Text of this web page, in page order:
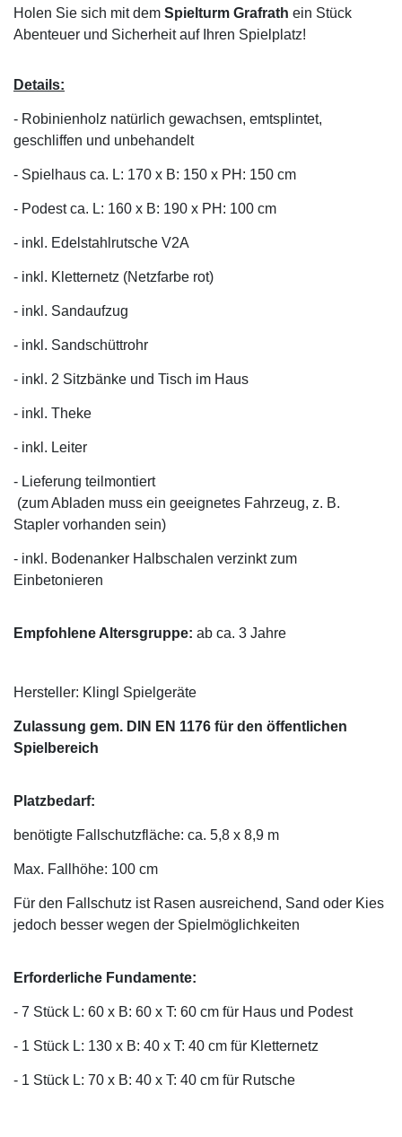
Holen Sie sich mit dem Spielturm Grafrath ein Stück
Abenteuer und Sicherheit auf Ihren Spielplatz!
Details:
- Robinienholz natürlich gewachsen, emtsplintet,
geschliffen und unbehandelt
- Spielhaus ca. L: 170 x B: 150 x PH: 150 cm
- Podest ca. L: 160 x B: 190 x PH: 100 cm
- inkl. Edelstahlrutsche V2A
- inkl. Kletternetz (Netzfarbe rot)
- inkl. Sandaufzug
- inkl. Sandschüttrohr
- inkl. 2 Sitzbänke und Tisch im Haus
- inkl. Theke
- inkl. Leiter
- Lieferung teilmontiert
(zum Abladen muss ein geeignetes Fahrzeug, z. B.
Stapler vorhanden sein)
- inkl. Bodenanker Halbschalen verzinkt zum
Einbetonieren
Empfohlene Altersgruppe: ab ca. 3 Jahre
Hersteller: Klingl Spielgeräte
Zulassung gem. DIN EN 1176 für den öffentlichen
Spielbereich
Platzbedarf:
benötigte Fallschutzfläche: ca. 5,8 x 8,9 m
Max. Fallhöhe: 100 cm
Für den Fallschutz ist Rasen ausreichend, Sand oder Kies
jedoch besser wegen der Spielmöglichkeiten
Erforderliche Fundamente:
- 7 Stück L: 60 x B: 60 x T: 60 cm für Haus und Podest
- 1 Stück L: 130 x B: 40 x T: 40 cm für Kletternetz
- 1 Stück L: 70 x B: 40 x T: 40 cm für Rutsche